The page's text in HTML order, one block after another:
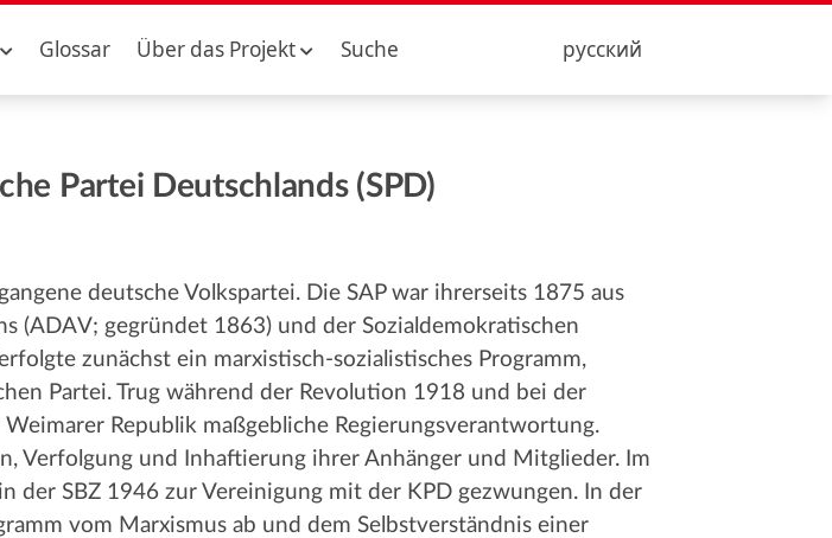
Glossar Über das Projekt Suche русский
Partei Deutschlands (SPD)
deutsche Volkspartei. Die SAP war ihrerseits 1875 aus
(ADAV; gegründet 1863) und der Sozialdemokratischen
zunächst ein marxistisch-sozialistisches Programm,
Partei. Trug während der Revolution 1918 und bei der
Republik maßgebliche Regierungsverantwortung.
Verfolgung und Inhaftierung ihrer Anhänger und Mitglieder. Im
der SBZ 1946 zur Vereinigung mit der KPD gezwungen. In der
vom Marxismus ab und dem Selbstverständnis einer